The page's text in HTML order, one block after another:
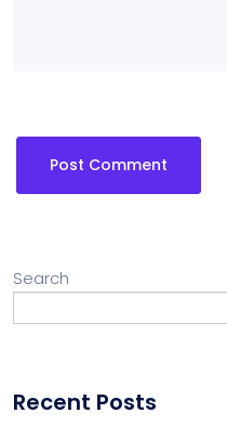
Search
Recent Posts